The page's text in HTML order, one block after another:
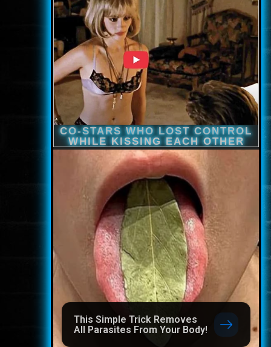
This Simple Trick Removes
All Parasites From Your Body!